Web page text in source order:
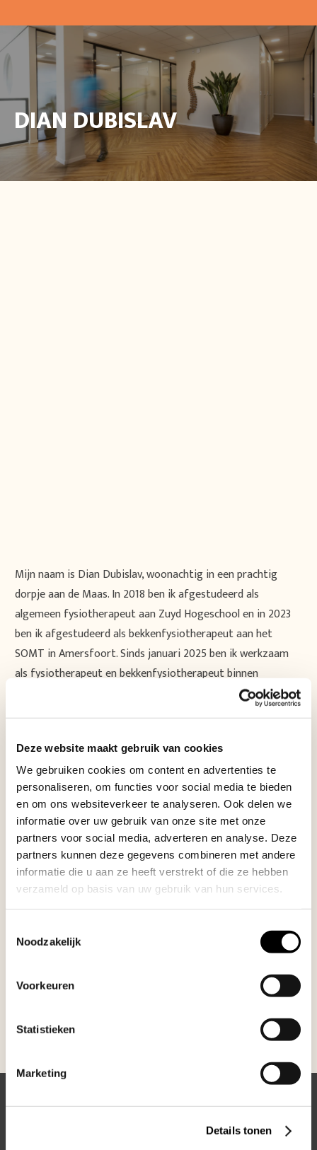
Deze website maakt gebruik van cookies
We gebruiken cookies om content en advertenties te
personaliseren, om functies voor social media te bieden
en om ons websiteverkeer te analyseren. Ook delen we
informatie over uw gebruik van onze site met onze
partners voor social media, adverteren en analyse. Deze
partners kunnen deze gegevens combineren met andere
informatie die u aan ze heeft verstrekt of die ze hebben
verzameld op basis van uw gebruik van hun services.
Noodzakelijk
Voorkeuren
Statistieken
Marketing
Details tonen
DIAN DUBISLAV
Mijn naam is Dian Dubislav, woonachtig in een prachtig
dorpje aan de Maas. In 2018 ben ik afgestudeerd als
algemeen fysiotherapeut aan Zuyd Hogeschool en in 2023
ben ik afgestudeerd als bekkenfysiotherapeut aan het
SOMT in Amersfoort. Sinds januari 2025 ben ik werkzaam
als fysiotherapeut en bekkenfysiotherapeut binnen
Ik bied graag een luisterend oor aan mijn patiënten om ze
op deze manier zo goed mogelijk te helpen.
Als ik niet bezig ben met mijn werk, speel ik graag een potje
tennis of maak ik muziek bij het slagwerkensemble van
Concordia.
Project
navigation
Team Rugcentrum Parkstad